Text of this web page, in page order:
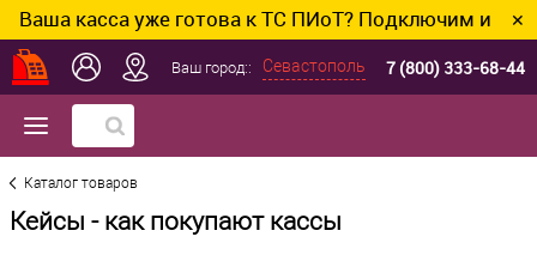
касса уже готова к ТС ПИоТ? Подключим и ✕
Ваш город:: Севастополь 7 (800) 333-68-44
Каталог товаров
Кейсы - как покупают кассы